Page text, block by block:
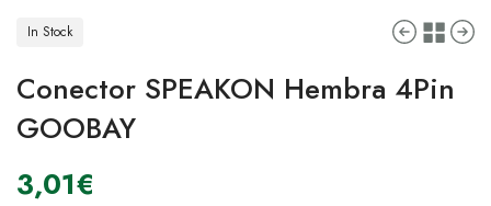
In Stock
Conector SPEAKON Hembra 4Pin
GOOBAY
3,01€